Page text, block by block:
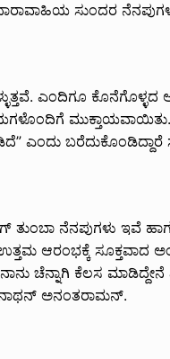
ಸುಂದರ
ಎಂದಿಗೂ
ಎಂದು ಬರೆದುಕೊಂಡಿದ್ದಾರೆ
ತುಂಬಾ ನೆನಪುಗಳು ಇವೆ
ಆರಂಭಕ್ಕೆ ಸೂಕ್ತವಾದ
ಚೆನ್ನಾಗಿ ಕೆಲಸ ಮಾಡಿದ್ದೇನೆ
ಅನಂತರಾಮನ್.